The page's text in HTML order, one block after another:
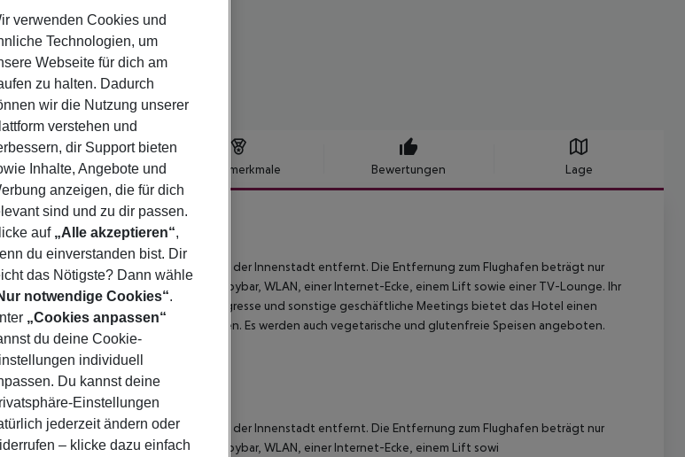
Hotelbeschreibung Hotelmerkmale Bewertungen Lage
befindet sich nur wenige Schritte von der Innenstadt entfernt. Die Entfernung zum Flughafen beträgt nur
Hotel ist ausgestattet mit einer Lobbybar, WLAN, einer Internet-Ecke, einem Lift sowie einer TV-Lounge. Ihr
Abstellraum verstauen. Für Kongresse und sonstige geschäftliche Meetings bietet das Hotel einen
Frühstück wird vom Buffet angeboten. Es werden auch vegetarische und glutenfreie Speisen angeboten.
0 KM m
befindet sich nur wenige Schritte von der Innenstadt entfernt. Die Entfernung zum Flughafen beträgt nur
Hotel ist ausgestattet mit einer Lobbybar, WLAN, einer Internet-Ecke, einem Lift sowi
verwenden Cookies und
Technologien, um
Webseite für dich am
zu halten. Dadurch
wir die Nutzung unserer
verstehen und
dir Support bieten
Inhalte, Angebote und
anzeigen, die für dich
sind und zu dir passen.
auf „Alle akzeptieren“,
du einverstanden bist. Dir
das Nötigste? Dann wähle
notwendige Cookies“.
„Cookies anpassen“
du deine Cookie-
individuell
Du kannst deine
Einstellungen
jederzeit ändern oder
– klicke dazu einfach